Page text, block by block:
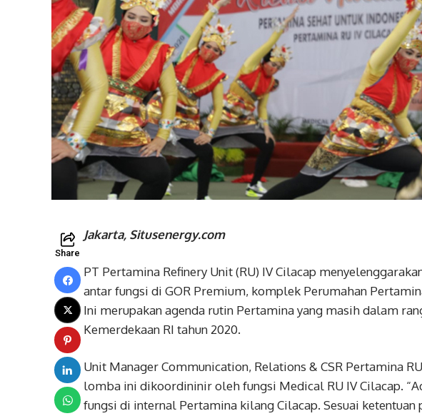
Share
Jakarta, Situsenergy.com
PT Pertamina Refinery Unit (RU) IV Cilacap
antar fungsi di GOR Premium, komplek Perumahan
Ini merupakan agenda rutin Pertamina yang masih dalam
Kemerdekaan RI tahun 2020.
Unit Manager Communication, Relations & CSR Pertamina
lomba ini dikoordininir oleh fungsi Medical RU IV Cilacap.
fungsi di internal Pertamina kilang Cilacap. Sesuai